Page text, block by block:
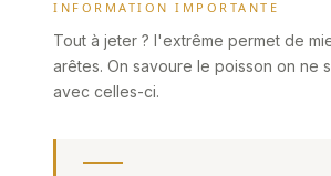
INFORMATION IMPORTANTE
Tout à jeter ? l'extrême permet de
arêtes. On savoure le poisson on ne
avec celles-ci.